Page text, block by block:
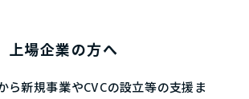
上場企業の方へ
ら新規事業やCVCの設立等の支援ま